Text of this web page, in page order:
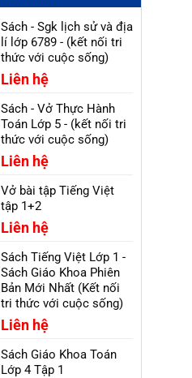
Sách - Sgk lịch sử và địa
lí lớp 6789 - (kết nối tri
thức với cuộc sống)
Liên hệ
Sách - Vở Thực Hành
Toán Lớp 5 - (kết nối tri
thức với cuộc sống)
Liên hệ
Vở bài tập Tiếng Việt
tập 1+2
Liên hệ
Sách Tiếng Việt Lớp 1 -
Sách Giáo Khoa Phiên
Bản Mới Nhất (Kết nối
tri thức với cuộc sống)
Liên hệ
Sách Giáo Khoa Toán
Lớp 4 Tập 1